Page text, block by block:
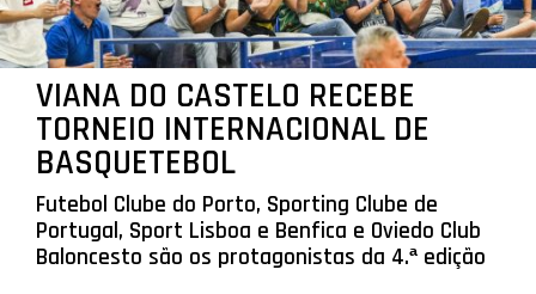
VIANA DO CASTELO RECEBE
TORNEIO INTERNACIONAL DE
BASQUETEBOL
Futebol Clube do Porto, Sporting Clube de
Portugal, Sport Lisboa e Benfica e Oviedo Club
Baloncesto são os protagonistas da 4.ª edição